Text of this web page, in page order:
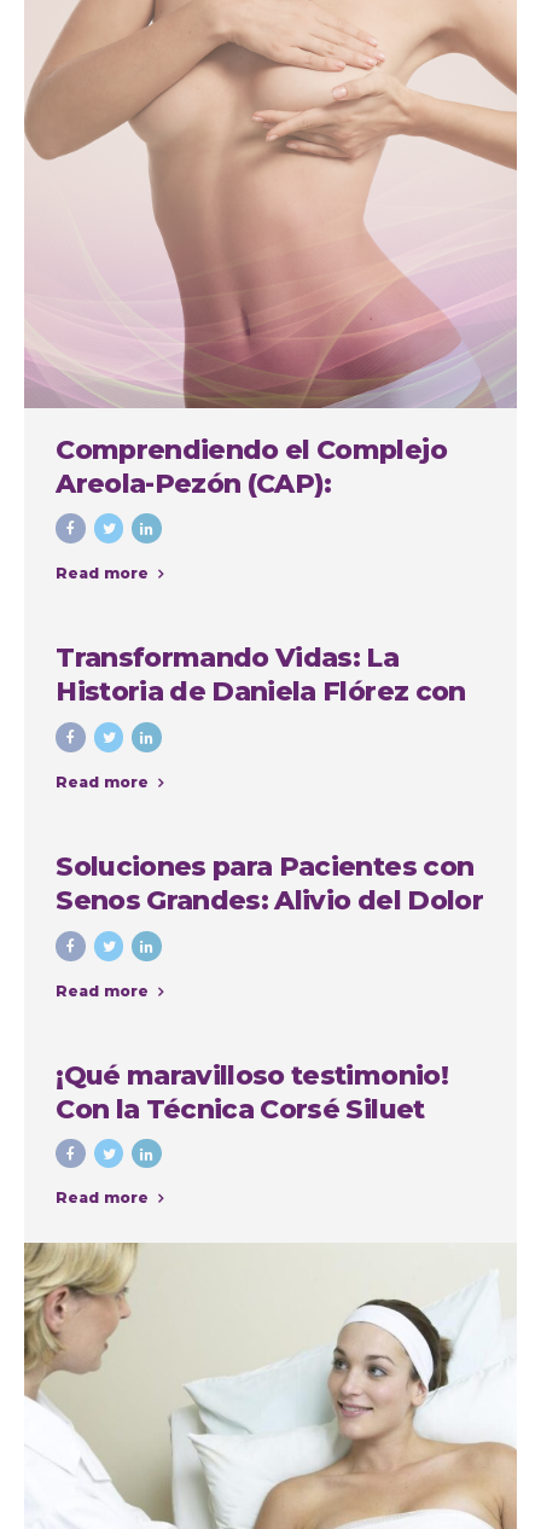
Comprendiendo el Complejo
Areola-Pezón (CAP):
Importancia y Soluciones en
Cirugía Plástica
Read more
Transformando Vidas: La
Historia de Daniela Flórez con
Nuestro Grupo Quirúrgico en
Medellín
Read more
Soluciones para Pacientes con
Senos Grandes: Alivio del Dolor
de Espalda, Mejora de la
Comodidad y Recuperación de
la Autoestima
Read more
¡Qué maravilloso testimonio!
Con la Técnica Corsé Siluet
Read more